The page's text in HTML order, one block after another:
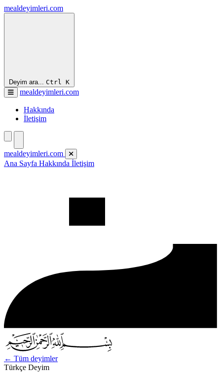
mealdeyimleri.com
Deyim ara... Ctrl K
mealdeyimleri.com
Hakkında
İletişim
mealdeyimleri.com
Ana Sayfa Hakkında İletişim
← Tüm deyimler
Türkçe Deyim